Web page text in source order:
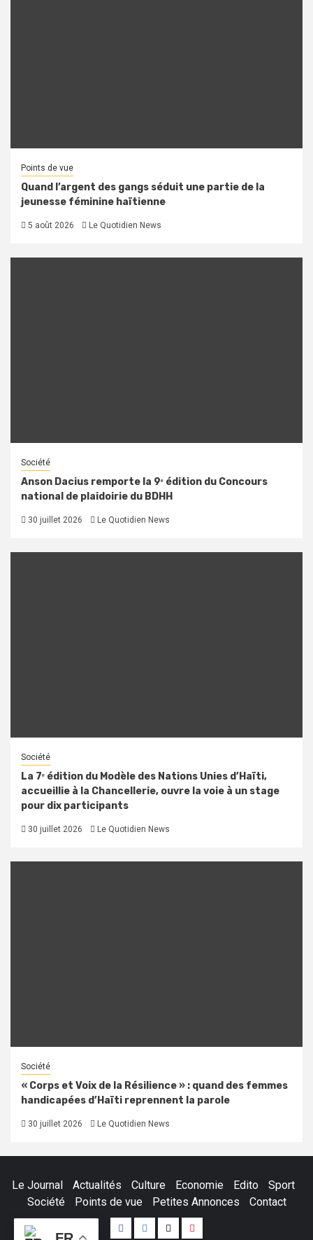
Points de vue
Quand l’argent des gangs séduit une partie de la
jeunesse féminine haïtienne
5 août 2026 Le Quotidien News
Société
Anson Dacius remporte la 9ᵉ édition du Concours
national de plaidoirie du BDHH
30 juillet 2026 Le Quotidien News
Société
La 7ᵉ édition du Modèle des Nations Unies d’Haïti,
accueillie à la Chancellerie, ouvre la voie à un stage
pour dix participants
30 juillet 2026 Le Quotidien News
Société
« Corps et Voix de la Résilience » : quand des femmes
handicapées d’Haïti reprennent la parole
30 juillet 2026 Le Quotidien News
Le Journal Actualités Culture Economie Edito
Sport
Société
Points de vue Petites Annonces Contact
FacebookInstagram
TwitterYoutube